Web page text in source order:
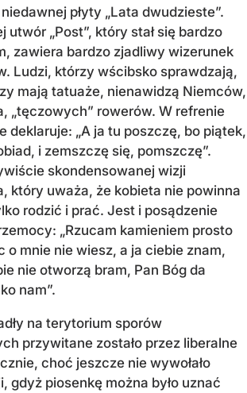
płyty „Lata dwudzieste”.
utwór „Post”, który stał się bardzo
zawiera bardzo zjadliwy wizerunek
Ludzi, którzy wścibsko sprawdzają,
mają tatuaże, nienawidzą Niemców,
„tęczowych” rowerów. W refrenie
deklaruje: „A ja tu poszczę, bo piątek,
i zemszczę się, pomszczę”.
skondensowanej wizji
który uważa, że kobieta nie powinna
rodzić i prać. Jest i posądzenie
„Rzucam kamieniem prosto
o mnie nie wiesz, a ja ciebie znam,
nie otworzą bram, Pan Bóg da
nam”.
na terytorium sporów
przywitane zostało przez liberalne
choć jeszcze nie wywołało
gdyż piosenkę można było uznać